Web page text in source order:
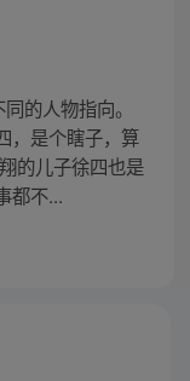
的人物指向。
，是个瞎子，算
的儿子徐四也是
都不...